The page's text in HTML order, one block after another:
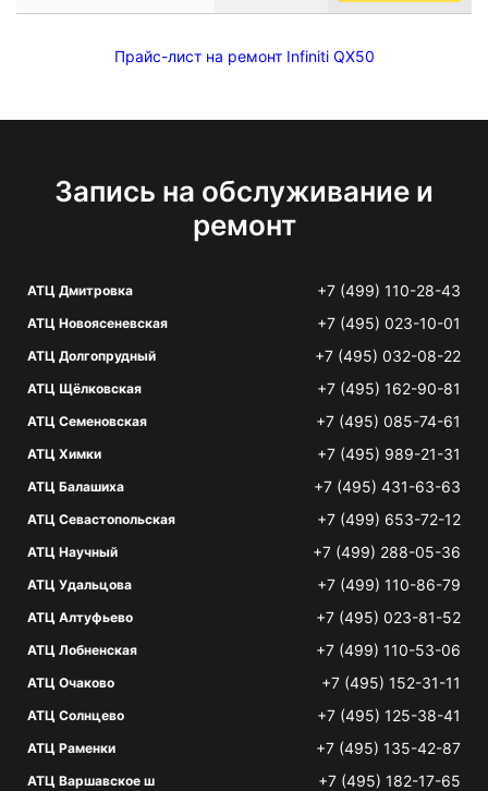
Прайс-лист на ремонт Infiniti QX50
Запись на обслуживание и
ремонт
АТЦ Дмитровка +7 (499) 110-28-43
АТЦ Новоясеневская +7 (495) 023-10-01
АТЦ Долгопрудный +7 (495) 032-08-22
АТЦ Щёлковская +7 (495) 162-90-81
АТЦ Семеновская +7 (495) 085-74-61
АТЦ Химки +7 (495) 989-21-31
АТЦ Балашиха +7 (495) 431-63-63
АТЦ Севастопольская +7 (499) 653-72-12
АТЦ Научный +7 (499) 288-05-36
АТЦ Удальцова +7 (499) 110-86-79
АТЦ Алтуфьево +7 (495) 023-81-52
АТЦ Лобненская +7 (499) 110-53-06
АТЦ Очаково +7 (495) 152-31-11
АТЦ Солнцево +7 (495) 125-38-41
АТЦ Раменки +7 (495) 135-42-87
АТЦ Варшавское ш +7 (495) 182-17-65